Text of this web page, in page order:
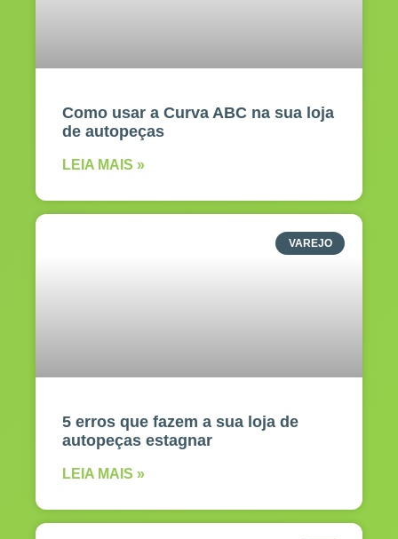
Como usar a Curva ABC na sua loja
de autopeças
LEIA MAIS »
VAREJO
5 erros que fazem a sua loja de
autopeças estagnar
LEIA MAIS »